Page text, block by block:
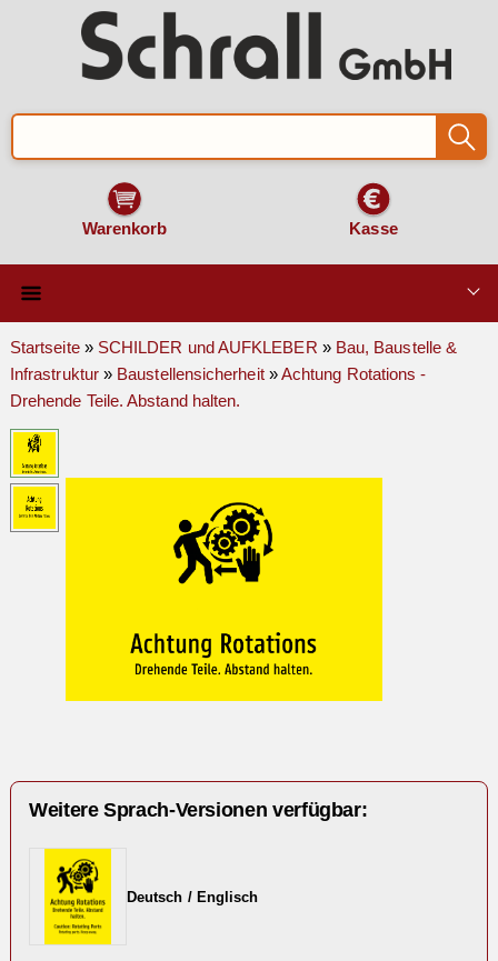
Warenkorb Kasse
Qualität & Technik
SCHILDER und AUFKLEBER
VERKEHRSZEICHEN
Montage & Zubehör
Startseite» SCHILDER und AUFKLEBER » Bau, Baustelle &
Infrastruktur» Baustellensicherheit»Achtung Rotations -
Drehende Teile. Abstand halten.
Weitere Sprach-Versionen verfügbar:
Deutsch / Englisch